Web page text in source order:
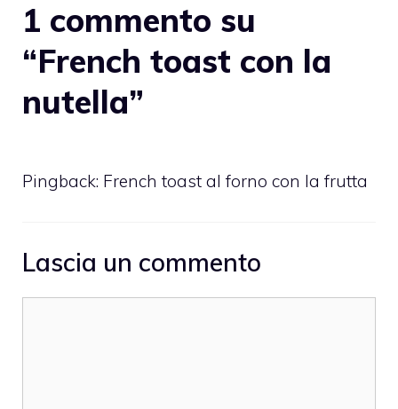
1 commento su
“French toast con la
nutella”
Pingback: French toast al forno con la frutta
Lascia un commento